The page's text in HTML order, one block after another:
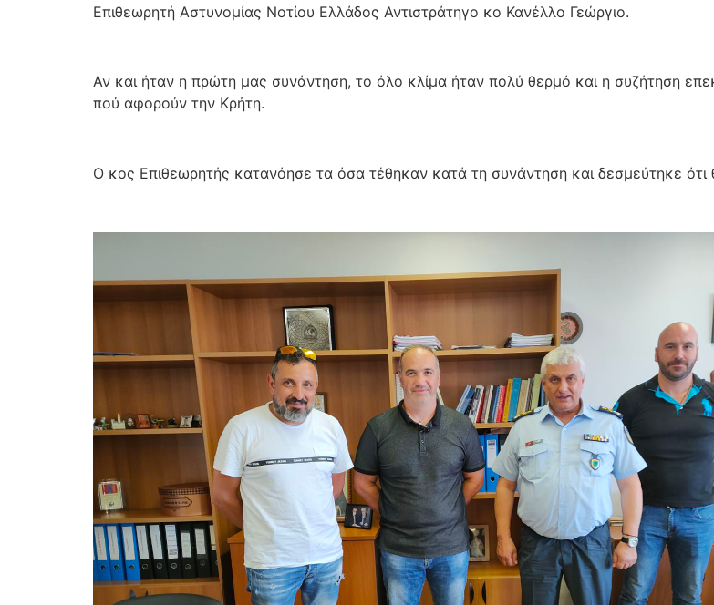
Επιθεωρητή Αστυνομίας Νοτίου Ελλάδος Αντιστράτηγο κο Κανέλλο Γεώργιο.
Αν και ήταν η πρώτη μας συνάντηση, το όλο κλίμα ήταν πολύ θερμό και η συζήτηση
πού αφορούν την Κρήτη.
Ο κος Επιθεωρητής κατανόησε τα όσα τέθηκαν κατά τη συνάντηση και δεσμεύτηκε ότι